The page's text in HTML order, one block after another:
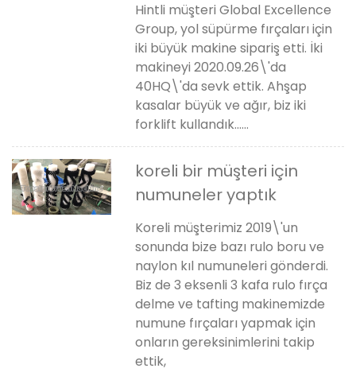
Hintli müşteri Global Excellence
Group, yol süpürme fırçaları için
iki büyük makine sipariş etti. İki
makineyi 2020.09.26\'da
40HQ\'da sevk ettik. Ahşap
kasalar büyük ve ağır, biz iki
forklift kullandık......
koreli bir müşteri için
numuneler yaptık
Koreli müşterimiz 2019\'un
sonunda bize bazı rulo boru ve
naylon kıl numuneleri gönderdi.
Biz de 3 eksenli 3 kafa rulo fırça
delme ve tafting makinemizde
numune fırçaları yapmak için
onların gereksinimlerini takip
ettik,